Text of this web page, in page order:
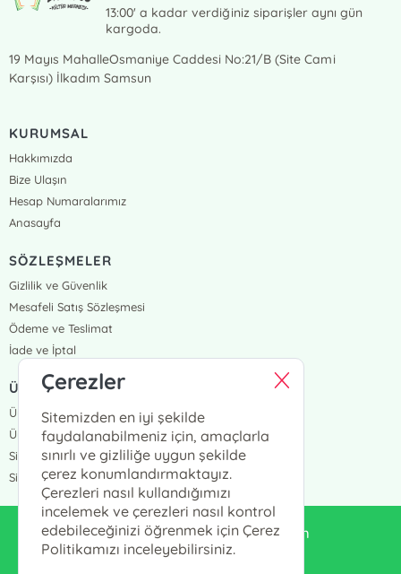
13:00' a kadar verdiğiniz siparişler aynı gün
kargoda.
19 Mayıs MahalleOsmaniye Caddesi No:21/B (Site Cami
Karşısı) İlkadım Samsun
KURUMSAL
Hakkımızda
Bize Ulaşın
Hesap Numaralarımız
Anasayfa
SÖZLEŞMELER
Gizlilik ve Güvenlik
Mesafeli Satış Sözleşmesi
Ödeme ve Teslimat
İade ve İptal
ÜYELİK VE SİPARİŞ
Üye Girişi
Üye Ol
Sipariş Takip
Siparişlerim
enduluskitabevi@gmail.com
Çerezler
Sitemizden en iyi şekilde
faydalanabilmeniz için, amaçlarla
sınırlı ve gizliliğe uygun şekilde
çerez konumlandırmaktayız.
Çerezleri nasıl kullandığımızı
incelemek ve çerezleri nasıl kontrol
edebileceğinizi öğrenmek için Çerez
Politikamızı inceleyebilirsiniz.